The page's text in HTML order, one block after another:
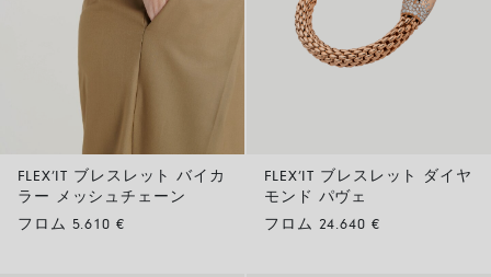
FLEX’IT ブレスレット バイカ
ラー メッシュチェーン
フロム 5.610 €
FLEX’IT ブレスレット ダイヤ
モンド パヴェ
フロム 24.640 €